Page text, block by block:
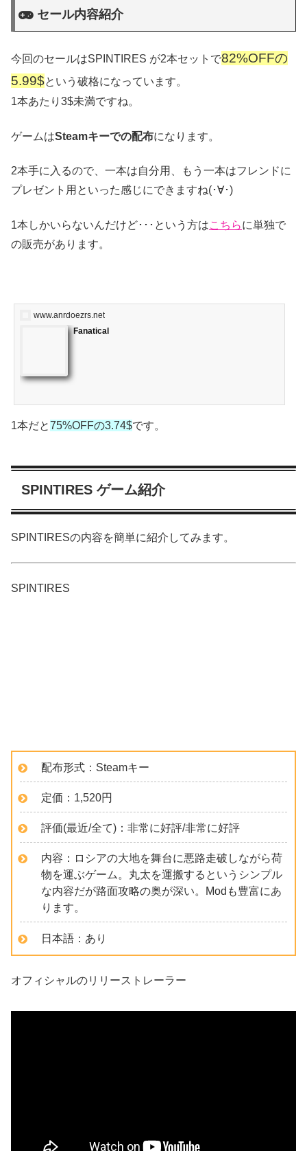
セール内容紹介
今回のセールはSPINTIRES が2本セットで82%OFFの
5.99$という破格になっています。
1本あたり3$未満ですね。
ゲームはSteamキーでの配布になります。
2本手に入るので、一本は自分用、もう一本はフレンドに
プレゼント用といった感じにできますね(･∀･)
1本しかいらないんだけど･･･という方はこちらに単独で
の販売があります。
www.anrdoezrs.net
Fanatical
1本だと75%OFFの3.74$です。
SPINTIRES ゲーム紹介
SPINTIRESの内容を簡単に紹介してみます。
SPINTIRES
配布形式：Steamキー
定価：1,520円
評価(最近/全て)：非常に好評/非常に好評
内容：ロシアの大地を舞台に悪路走破しながら荷
物を運ぶゲーム。丸太を運搬するというシンプル
な内容だが路面攻略の奥が深い。Modも豊富にあ
ります。
日本語：あり
オフィシャルのリリーストレーラー